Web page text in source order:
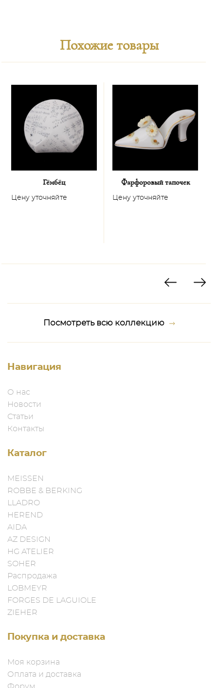
Похожие товары
Гёмбёц
Цену уточняйте
Фарфоровый тапочек
Цену уточняйте
Посмотреть всю коллекцию
Навигация
О нас
Новости
Статьи
Контакты
Каталог
MEISSEN
ROBBE & BERKING
LLADRO
HEREND
AIDA
AZ DESIGN
HG ATELIER
SOHER
Распродажа
LOBMEYR
FORGES DE LAGUIOLE
ZIEHER
Покупка и доставка
Моя корзина
Оплата и доставка